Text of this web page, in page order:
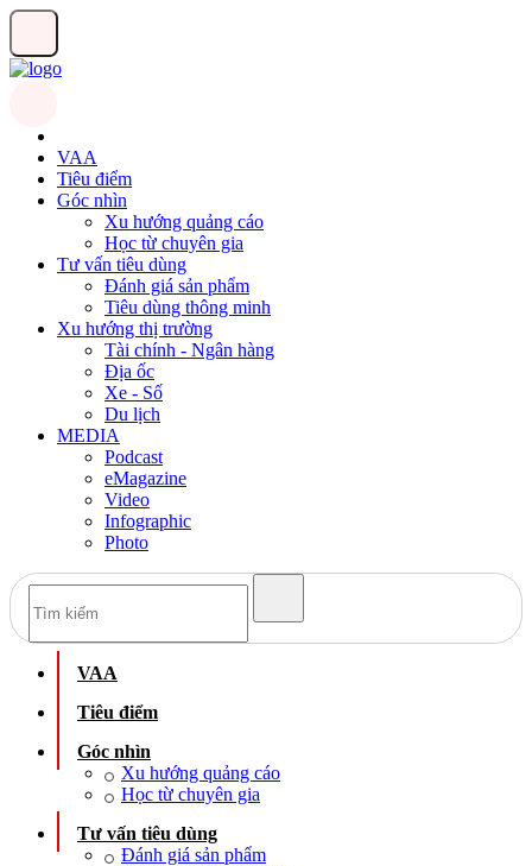
VAA
Tiêu điểm
Góc nhìn
Xu hướng quảng cáo
Học từ chuyên gia
Tư vấn tiêu dùng
Đánh giá sản phẩm
Tiêu dùng thông minh
Xu hướng thị trường
Tài chính - Ngân hàng
Địa ốc
Xe - Số
Du lịch
MEDIA
Podcast
eMagazine
Video
Infographic
Photo
VAA
Tiêu điểm
Góc nhìn
Xu hướng quảng cáo
Học từ chuyên gia
Tư vấn tiêu dùng
Đánh giá sản phẩm